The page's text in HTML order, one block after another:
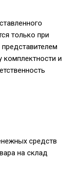
только при
комплектности и
средств
на склад